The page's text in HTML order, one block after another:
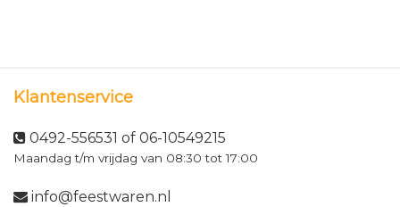
Klantenservice
0492-556531 of 06-10549215
Maandag t/m vrijdag van 08:30 tot 17:00
info@feestwaren.nl